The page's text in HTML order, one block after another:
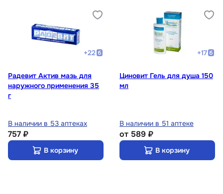
+22
Радевит Актив мазь для
наружного применения 35
г
В наличии в 53 аптеках
757 ₽
В корзину
+17
Циновит Гель для душа 150
мл
В наличии в 51 аптеке
от 589 ₽
В корзину